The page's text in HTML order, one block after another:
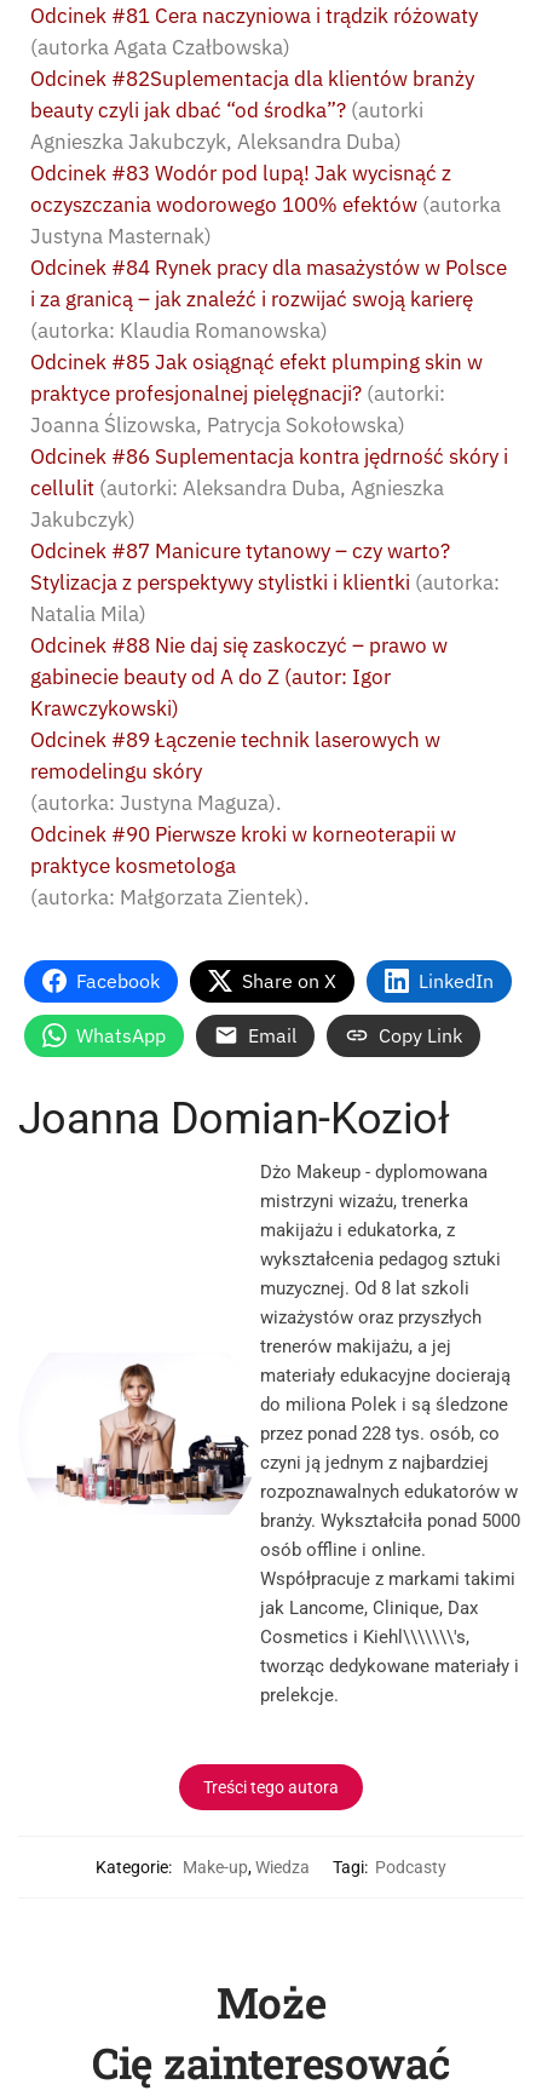
Odcinek #81 Cera naczyniowa i trądzik różowaty
(autorka Agata Czałbowska)
Odcinek #82Suplementacja dla klientów branży
beauty czyli jak dbać “od środka”? (autorki
Agnieszka Jakubczyk, Aleksandra Duba)
Odcinek #83 Wodór pod lupą! Jak wycisnąć z
oczyszczania wodorowego 100% efektów (autorka
Justyna Masternak)
Odcinek #84 Rynek pracy dla masażystów w Polsce
i za granicą – jak znaleźć i rozwijać swoją karierę
(autorka: Klaudia Romanowska)
Odcinek #85 Jak osiągnąć efekt plumping skin w
praktyce profesjonalnej pielęgnacji? (autorki:
Joanna Ślizowska, Patrycja Sokołowska)
Odcinek #86 Suplementacja kontra jędrność skóry i
cellulit (autorki: Aleksandra Duba, Agnieszka
Jakubczyk)
Odcinek #87 Manicure tytanowy – czy warto?
Stylizacja z perspektywy stylistki i klientki (autorka:
Natalia Mila)
Odcinek #88 Nie daj się zaskoczyć – prawo w
gabinecie beauty od A do Z (autor: Igor
Krawczykowski)
Odcinek #89 Łączenie technik laserowych w
remodelingu skóry
(autorka: Justyna Maguza).
Odcinek #90 Pierwsze kroki w korneoterapii w
praktyce kosmetologa
(autorka: Małgorzata Zientek).
Facebook Share on X LinkedIn
WhatsApp Email Copy Link
Joanna Domian-Kozioł
Dżo Makeup - dyplomowana
mistrzyni wizażu, trenerka
makijażu i edukatorka, z
wykształcenia pedagog sztuki
muzycznej. Od 8 lat szkoli
wizażystów oraz przyszłych
trenerów makijażu, a jej
materiały edukacyjne docierają
do miliona Polek i są śledzone
przez ponad 228 tys. osób, co
czyni ją jednym z najbardziej
rozpoznawalnych edukatorów w
branży. Wykształciła ponad 5000
osób offline i online.
Współpracuje z markami takimi
jak Lancome, Clinique, Dax
Cosmetics i Kiehl\\\\\\\'s,
tworząc dedykowane materiały i
prelekcje.
Treści tego autora
Kategorie: Make-up,Wiedza Tagi: Podcasty
Może
Cię zainteresować